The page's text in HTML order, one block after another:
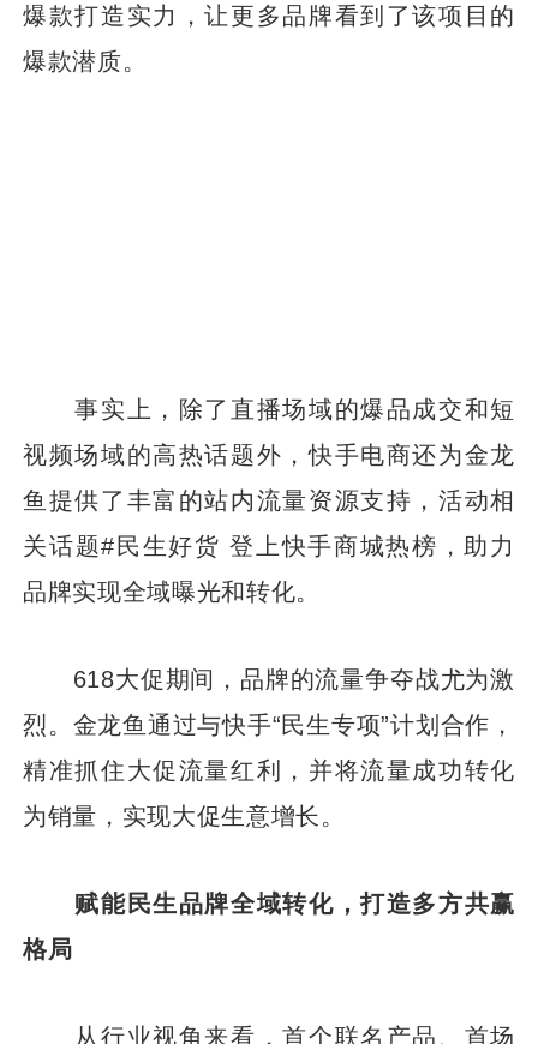
爆款打造实力，让更多品牌看到了该项目的
爆款潜质。
事实上，除了直播场域的爆品成交和短
视频场域的高热话题外，快手电商还为金龙
鱼提供了丰富的站内流量资源支持，活动相
关话题#民生好货 登上快手商城热榜，助力
品牌实现全域曝光和转化。
618大促期间，品牌的流量争夺战尤为激
烈。金龙鱼通过与快手“民生专项”计划合作，
精准抓住大促流量红利，并将流量成功转化
为销量，实现大促生意增长。
赋能民生品牌全域转化，打造多方共赢
格局
从行业视角来看，首个联名产品、首场